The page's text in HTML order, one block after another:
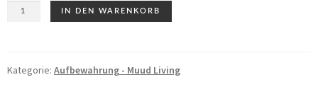
Hattie
IN DEN WARENKORB
Kategorie: Aufbewahrung - Muud Living